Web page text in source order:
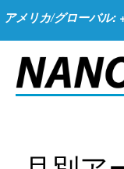
アメリカ/グローバル: